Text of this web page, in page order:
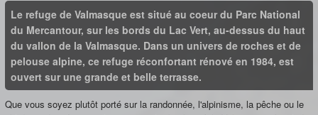
Le refuge de Valmasque est situé au coeur du Parc National
du Mercantour, sur les bords du Lac Vert, au-dessus du haut
du vallon de la Valmasque. Dans un univers de roches et de
pelouse alpine, ce refuge réconfortant rénové en 1984, est
ouvert sur une grande et belle terrasse.
Que vous soyez plutôt porté sur la randonnée, l'alpinisme, la pêche ou le